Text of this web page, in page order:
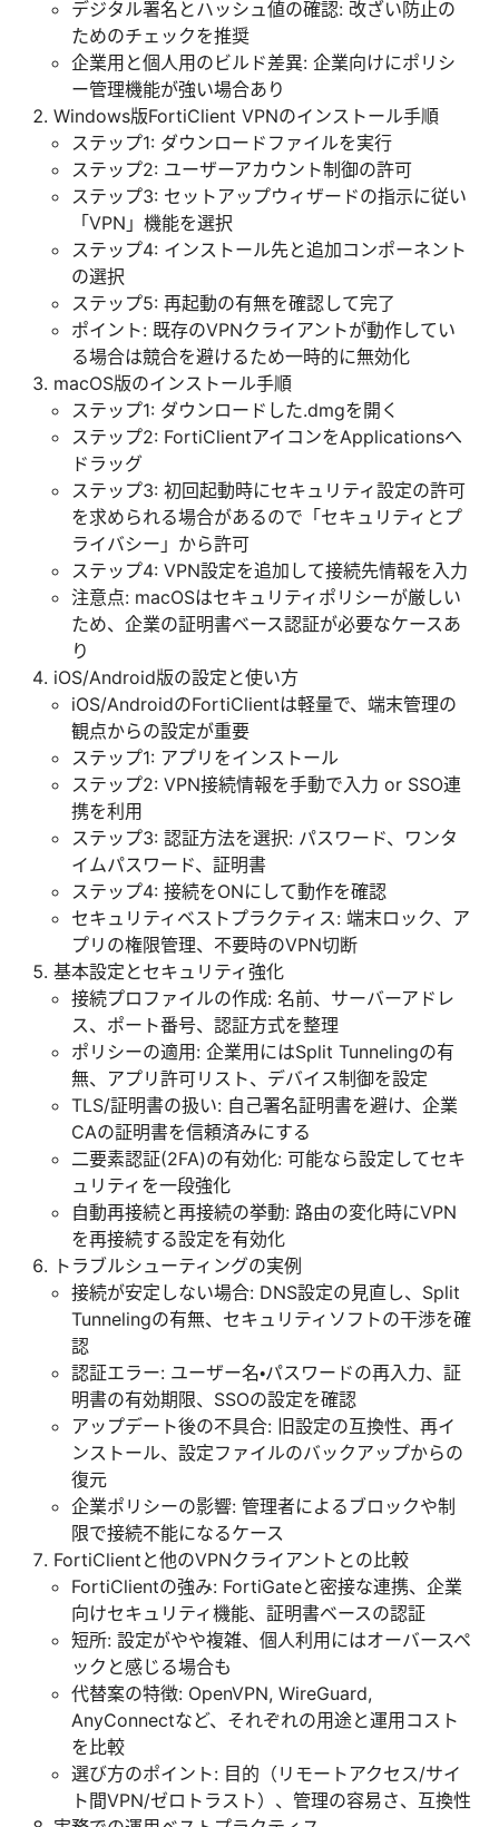
デジタル署名とハッシュ値の確認: 改ざい防止の
ためのチェックを推奨
企業用と個人用のビルド差異: 企業向けにポリシ
ー管理機能が強い場合あり
Windows版FortiClient VPNのインストール手順
ステップ1: ダウンロードファイルを実行
ステップ2: ユーザーアカウント制御の許可
ステップ3: セットアップウィザードの指示に従い
「VPN」機能を選択
ステップ4: インストール先と追加コンポーネント
の選択
ステップ5: 再起動の有無を確認して完了
ポイント: 既存のVPNクライアントが動作してい
る場合は競合を避けるため一時的に無効化
macOS版のインストール手順
ステップ1: ダウンロードした.dmgを開く
ステップ2: FortiClientアイコンをApplicationsへ
ドラッグ
ステップ3: 初回起動時にセキュリティ設定の許可
を求められる場合があるので「セキュリティとプ
ライバシー」から許可
ステップ4: VPN設定を追加して接続先情報を入力
注意点: macOSはセキュリティポリシーが厳しい
ため、企業の証明書ベース認証が必要なケースあ
り
iOS/Android版の設定と使い方
iOS/AndroidのFortiClientは軽量で、端末管理の
観点からの設定が重要
ステップ1: アプリをインストール
ステップ2: VPN接続情報を手動で入力 or SSO連
携を利用
ステップ3: 認証方法を選択: パスワード、ワンタ
イムパスワード、証明書
ステップ4: 接続をONにして動作を確認
セキュリティベストプラクティス: 端末ロック、ア
プリの権限管理、不要時のVPN切断
基本設定とセキュリティ強化
接続プロファイルの作成: 名前、サーバーアドレ
ス、ポート番号、認証方式を整理
ポリシーの適用: 企業用にはSplit Tunnelingの有
無、アプリ許可リスト、デバイス制御を設定
TLS/証明書の扱い: 自己署名証明書を避け、企業
CAの証明書を信頼済みにする
二要素認証(2FA)の有効化: 可能なら設定してセキ
ュリティを一段強化
自動再接続と再接続の挙動: 路由の変化時にVPN
を再接続する設定を有効化
トラブルシューティングの実例
接続が安定しない場合: DNS設定の見直し、Split
Tunnelingの有無、セキュリティソフトの干渉を確
認
認証エラー: ユーザー名・パスワードの再入力、証
明書の有効期限、SSOの設定を確認
アップデート後の不具合: 旧設定の互換性、再イ
ンストール、設定ファイルのバックアップからの
復元
企業ポリシーの影響: 管理者によるブロックや制
限で接続不能になるケース
FortiClientと他のVPNクライアントとの比較
FortiClientの強み: FortiGateと密接な連携、企業
向けセキュリティ機能、証明書ベースの認証
短所: 設定がやや複雑、個人利用にはオーバースペ
ックと感じる場合も
代替案の特徴: OpenVPN, WireGuard,
AnyConnectなど、それぞれの用途と運用コスト
を比較
選び方のポイント: 目的（リモートアクセス/サイ
ト間VPN/ゼロトラスト）、管理の容易さ、互換性